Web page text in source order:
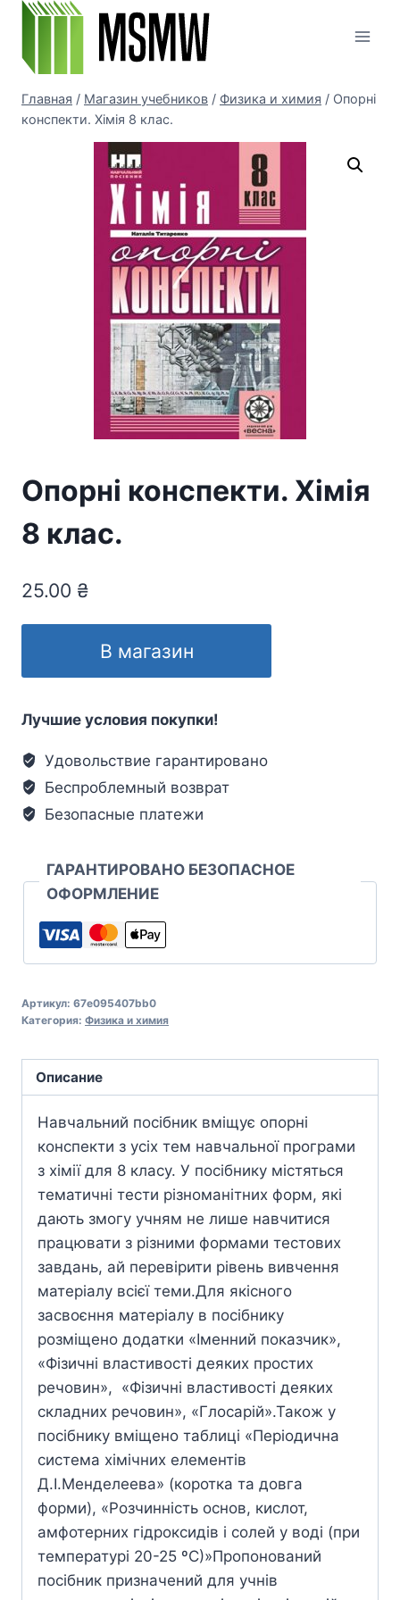
Перейти
содержимому
Главная / Магазин учебников / Физика и химия / Опорні
конспекти. Хімія 8 клас.
Опорні конспекти. Хімія
8 клас.
25.00 ₴
В магазин
Лучшие условия покупки!
Удовольствие гарантировано
Беспроблемный возврат
Безопасные платежи
ГАРАНТИРОВАНО БЕЗОПАСНОЕ
ОФОРМЛЕНИЕ
Артикул: 67e095407bb0
Категория: Физика и химия
Описание
Навчальний посібник вміщує опорні
конспекти з усіх тем навчальної програми
з хімії для 8 класу. У посібнику містяться
тематичні тести різноманітних форм, які
дають змогу учням не лише навчитися
працювати з різними формами тестових
завдань, ай перевірити рівень вивчення
матеріалу всієї теми.Для якісного
засвоєння матеріалу в посібнику
розміщено додатки «Іменний показчик»,
«Фізичні властивості деяких простих
речовин», «Фізичні властивості деяких
складних речовин», «Глосарій».Також у
посібнику вміщено таблиці «Періодична
система хімічних елементів
Д.І.Менделеева» (коротка та довга
форми), «Розчинність основ, кислот,
амфотерних гідроксидів і солей у воді (при
температурі 20-25 ºС)»Пропонований
посібник призначений для учнів